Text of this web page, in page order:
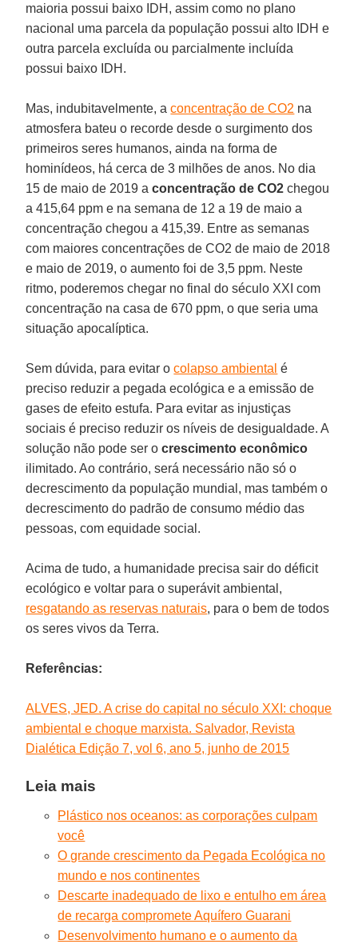
maioria possui baixo IDH, assim como no plano
nacional uma parcela da população possui alto IDH e
outra parcela excluída ou parcialmente incluída
possui baixo IDH.
Mas, indubitavelmente, aconcentração de CO2 na
atmosfera bateu o recorde desde o surgimento dos
primeiros seres humanos, ainda na forma de
hominídeos, há cerca de 3 milhões de anos. No dia
15 de maio de 2019 aconcentração de CO2 chegou
a 415,64 ppm e na semana de 12 a 19 de maio a
concentração chegou a 415,39. Entre as semanas
com maiores concentrações de CO2 de maio de 2018
e maio de 2019, o aumento foi de 3,5 ppm. Neste
ritmo, poderemos chegar no final do século XXI com
concentração na casa de 670 ppm, o que seria uma
situação apocalíptica.
Sem dúvida, para evitar ocolapso ambiental é
preciso reduzir a pegada ecológica e a emissão de
gases de efeito estufa. Para evitar as injustiças
sociais é preciso reduzir os níveis de desigualdade. A
solução não pode ser ocrescimento econômico
ilimitado. Ao contrário, será necessário não só o
decrescimento da população mundial, mas também o
decrescimento do padrão de consumo médio das
pessoas, com equidade social.
Acima de tudo, a humanidade precisa sair do déficit
ecológico e voltar para o superávit ambiental,
resgatando as reservas naturais, para o bem de todos
os seres vivos da Terra.
Referências:
ALVES, JED. A crise do capital no século XXI: choque
ambiental e choque marxista. Salvador, Revista
Dialética Edição 7, vol 6, ano 5, junho de 2015
Leia mais
Plástico nos oceanos: as corporações culpam
você
O grande crescimento da Pegada Ecológica no
mundo e nos continentes
Descarte inadequado de lixo e entulho em área
de recarga compromete Aquífero Guarani
Desenvolvimento humano e o aumento da